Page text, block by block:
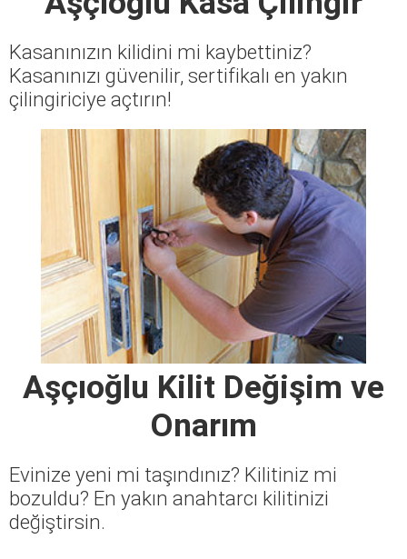
Kasanınızın kilidini mi kaybettiniz?
Kasanınızı güvenilir, sertifikalı en yakın
çilingiriciye açtırın!
Aşçıoğlu Kilit Değişim ve
Onarım
Evinize yeni mi taşındınız? Kilitiniz mi
bozuldu? En yakın anahtarcı kilitinizi
değiştirsin.